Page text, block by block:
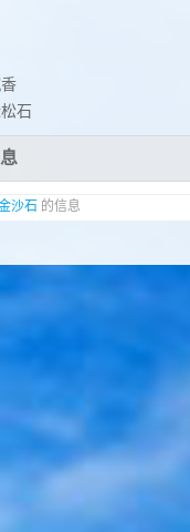
石
沙石 的信息